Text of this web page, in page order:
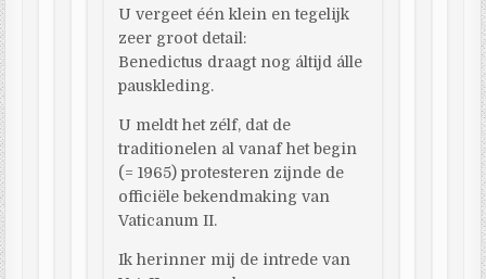
U vergeet één klein en tegelijk
zeer groot detail:
Benedictus draagt nog áltijd álle
pauskleding.
U meldt het zélf, dat de
traditionelen al vanaf het begin
(= 1965) protesteren zijnde de
officiële bekendmaking van
Vaticanum II.
Ik herinner mij de intrede van